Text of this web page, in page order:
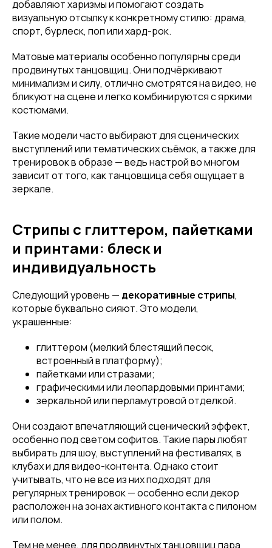
добавляют харизмы и помогают создать
визуальную отсылку к конкретному стилю: драма,
спорт, бурлеск, поп или хард-рок.
Матовые материалы особенно популярны среди
продвинутых танцовщиц. Они подчёркивают
минимализм и силу, отлично смотрятся на видео, не
бликуют на сцене и легко комбинируются с яркими
костюмами.
Такие модели часто выбирают для сценических
выступлений или тематических съёмок, а также для
тренировок в образе — ведь настрой во многом
зависит от того, как танцовщица себя ощущает в
зеркале.
Стрипы с глиттером, пайетками
и принтами: блеск и
индивидуальность
Следующий уровень — декоративные стрипы,
которые буквально сияют. Это модели,
украшенные:
глиттером (мелкий блестящий песок,
встроенный в платформу);
пайетками или стразами;
графическими или леопардовыми принтами;
зеркальной или перламутровой отделкой.
Они создают впечатляющий сценический эффект,
особенно под светом софитов. Такие пары любят
выбирать для шоу, выступлений на фестивалях, в
клубах и для видео-контента. Однако стоит
учитывать, что не все из них подходят для
регулярных тренировок — особенно если декор
расположен на зонах активного контакта с пилоном
или полом.
Тем не менее, для продвинутых танцовщиц пара